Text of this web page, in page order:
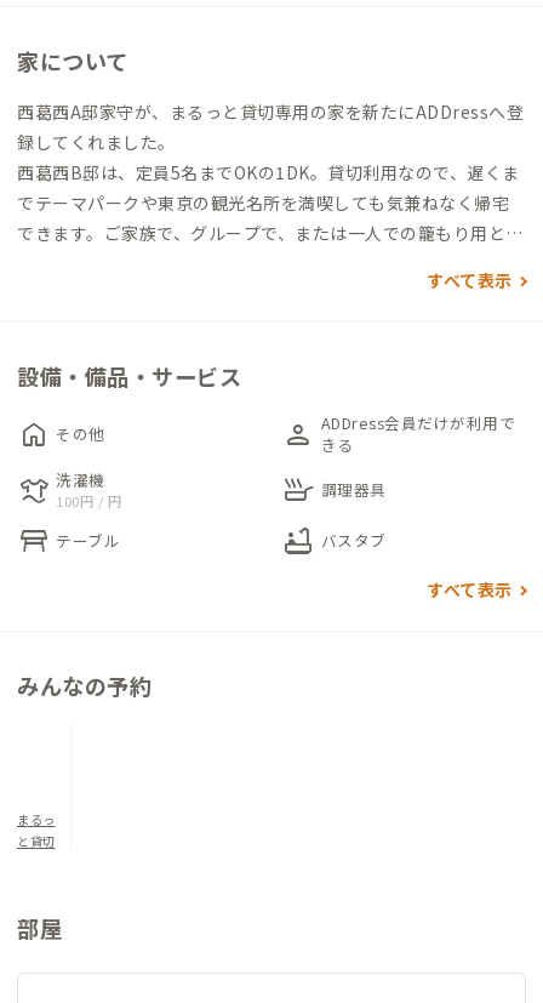
家について
西葛西A邸家守が、まるっと貸切専用の家を新たにADDressへ登
録してくれました。
西葛西B邸は、定員5名までOKの1DK。貸切利用なので、遅くま
でテーマパークや東京の観光名所を満喫しても気兼ねなく帰宅
できます。ご家族で、グループで、または一人での籠もり用とし
クトでもOK。自炊派、外食派、いずれの方も楽しめるロケーシ
寝室として利用できる個室にはダブルベッドと同伴者用の和布
団をご用意、専用バルコニーがあり、明るい自然光が入ります。
バルコニーはお仕事の合間のリフレッシュや洗濯物干しにも利
ンドリーで洗濯物を一気に片付けてしまうのもおすすめです。
すが、家のある江戸川区は東京23区で最大面積を誇る公園の多
▼寝室について
すべて表示
設備・備品・サービス
home その他 person ADDress会員だけが利用で
きる
laundry 洗濯機
100円 / 円 skillet 調理器具
table_restaurant テーブル bathtub バスタブ
すべて表示
みんなの予約
まるっ
と貸切
部屋